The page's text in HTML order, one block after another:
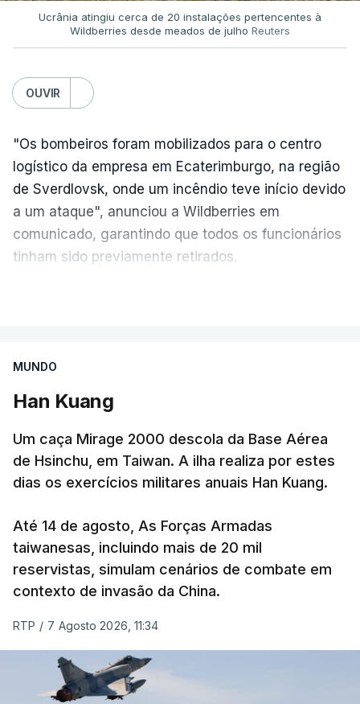
Ucrânia atingiu cerca de 20 instalações pertencentes à
Wildberries desde meados de julho Reuters
OUVIR
"Os bombeiros foram mobilizados para o centro
logístico da empresa em Ecaterimburgo, na região
de Sverdlovsk, onde um incêndio teve início devido
a um ataque", anunciou a Wildberries em
comunicado, garantindo que todos os funcionários
tinham sido previamente retirados.
20 instalações pertencentes à Wildberries --- uma
frequentemente chamada de "Amazon russa" ---
espalhadas por quase toda a Rússia e na Crimeia
anexada.
Os primeiros ataques, ocorridos na noite de 17 para
18 de julho, fizeram oito mortos e quase 90 feridos
em instalações nas regiões de Moscovo e Tambov
(centro-oeste).
Desde então, ataques de drones ucranianos
visaram locais próximos a São Petersburgo
(noroeste), Simferopol (na Crimeia), Krasnodar e
MUNDO
Han Kuang
Um caça Mirage 2000 descola da Base Aérea
de Hsinchu, em Taiwan. A ilha realiza por estes
dias os exercícios militares anuais Han Kuang.
Até 14 de agosto, As Forças Armadas
taiwanesas, incluindo mais de 20 mil
reservistas, simulam cenários de combate em
contexto de invasão da China.
RTP / 7 Agosto 2026, 11:34